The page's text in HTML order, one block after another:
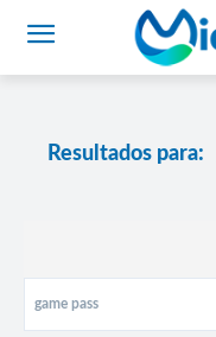
Resultados para: